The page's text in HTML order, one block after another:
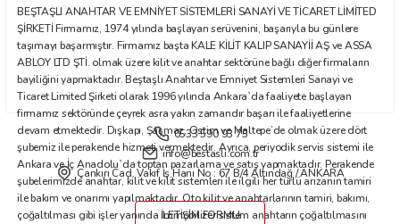
Bu ürüne benzer farklı alternatifler olmalı.
Gönder
BEŞTAŞLI ANAHTAR VE EMNİYET SİSTEMLERİ SANAYİ VE TİCARET LİMİTED
ŞİRKETİ Firmamız, 1974 yılında başlayan serüvenini, başarıyla bu günlere
taşımayı başarmıştır. Firmamız başta KALE KİLİT KALIP SANAYİİ AŞ ve ASSA
ABLOY LTD ŞTİ. olmak üzere kilit ve anahtar sektörüne bağlı diğer firmaların
bayiliğini yapmaktadır. Beştaşlı Anahtar ve Emniyet Sistemleri Sanayi ve
Ticaret Limited Şirketi olarak 1996 yılında Ankara`da faaliyete başlayan
firmamız sektöründe çeyrek asra yakın zamandır başarı ile faaliyetlerine
devam etmektedir. Dışkapı, Şaşmaz, Ostim ve Maltepe’de olmak üzere dört
şubemiz ile perakende hizmeti vermektedir. Ayrıca, periyodik servis sistemi ile
Ankara ve İç Anadolu`da toptan pazarlama ve satış yapmaktadır. Perakende
şubelerimizde anahtar, kilit ve kilit sistemleri ile ilgili her türlü arızanın tamiri
ile bakım ve onarımı yapılmaktadır. Oto kilit ve anahtarlarının tamiri, bakımı,
çoğaltılması gibi işler yanında immobilizer sistem anahtarın çoğaltılmasını
0533 590 93 75
info@bestasli.com.tr
Çankırı Cad. Vakıf İş Hanı No : 67 B/4 Altındağ / ANKARA
İLETİŞİM FORMU